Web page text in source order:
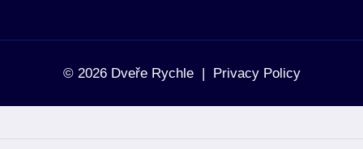
© 2026 Dveře Rychle | Privacy Policy